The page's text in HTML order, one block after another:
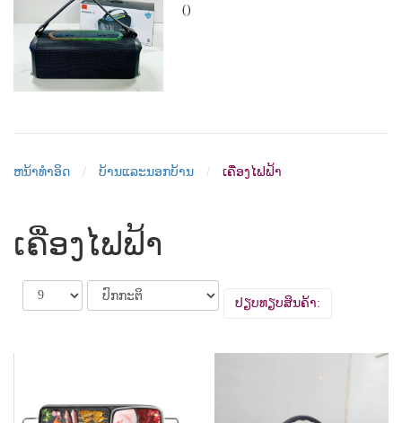
()
ຫນ້າທຳອິດ ບ້ານແລະນອກບ້ານ ເຄື່ອງໄຟຟ້າ
ເຄື່ອງໄຟຟ້າ
ປຽບທຽບສິນຄ້າ: